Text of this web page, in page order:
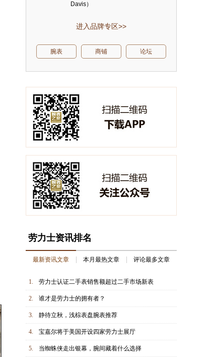
Davis）
进入品牌专区>>
腕表 商铺 论坛
劳力士资讯排名
最新资讯文章 本月最热文章 评论最多文章
1. 劳力士认证二手表销售额超过二手市场新表
2. 谁才是劳力士的拥有者？
3. 静待立秋，浅棕表盘腕表推荐
4. 宝嘉尔将于美国开设四家劳力士展厅
5. 当蜘蛛侠走出银幕，腕间藏着什么选择